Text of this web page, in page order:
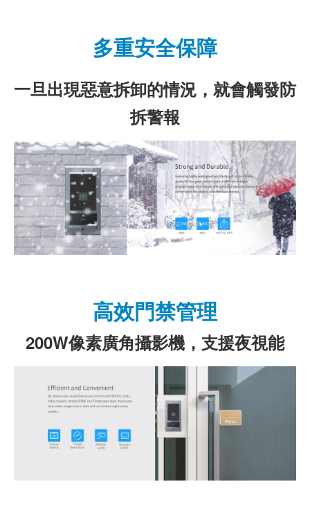
多重安全保障
一旦出現惡意拆卸的情況，就會觸發防
拆警報
高效門禁管理
200W像素廣角攝影機，支援夜視能